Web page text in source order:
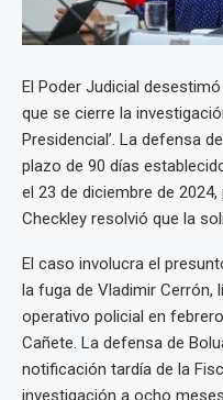
El Poder Judicial
que se cierre la
Presidencial’. La defensa
plazo de 90 días
el 23 de diciembre de
Checkley resolvió que la
El caso involucra el
la fuga de Vladimir Cerrón,
operativo policial en
Cañete. La defensa de
notificación tardía de la
investigación a ocho